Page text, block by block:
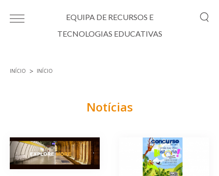
EQUIPA DE RECURSOS E
TECNOLOGIAS EDUCATIVAS
INÍCIO INÍCIO
Notícias
Páginas